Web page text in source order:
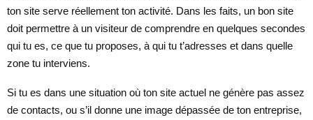
ton site serve réellement ton activité. Dans les faits, un bon site
doit permettre à un visiteur de comprendre en quelques secondes
qui tu es, ce que tu proposes, à qui tu t’adresses et dans quelle
zone tu interviens.
Si tu es dans une situation où ton site actuel ne génère pas assez
de contacts, ou s’il donne une image dépassée de ton entreprise,